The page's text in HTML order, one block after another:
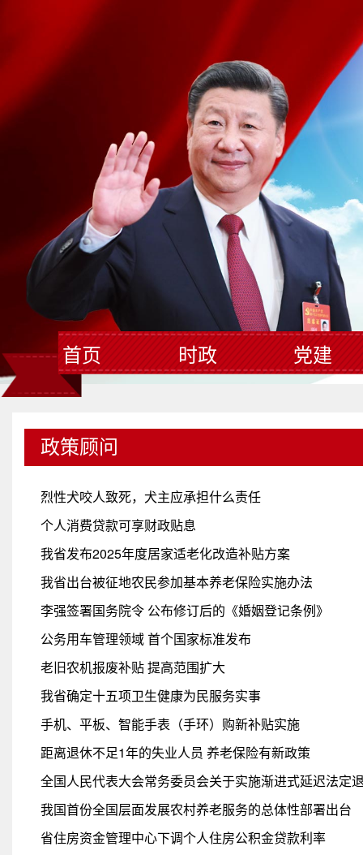
首页 时政 党建
政策顾问
烈性犬咬人致死，犬主应承担什么责任
个人消费贷款可享财政贴息
我省发布2025年度居家适老化改造补贴方案
我省出台被征地农民参加基本养老保险实施办法
李强签署国务院令 公布修订后的《婚姻登记条例》
公务用车管理领域 首个国家标准发布
老旧农机报废补贴 提高范围扩大
我省确定十五项卫生健康为民服务实事
手机、平板、智能手表（手环）购新补贴实施
距离退休不足1年的失业人员 养老保险有新政策
全国人民代表大会常务委员会关于实施渐进式延迟法定
我国首份全国层面发展农村养老服务的总体性部署出台
省住房资金管理中心下调个人住房公积金贷款利率